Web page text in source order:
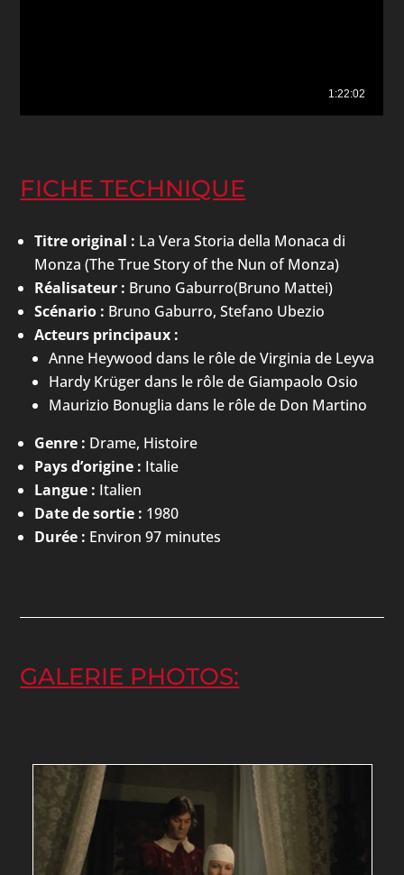
FICHE TECHNIQUE
Titre original : La Vera Storia della Monaca di
Monza (The True Story of the Nun of Monza)
Réalisateur : Bruno Gaburro(Bruno Mattei)
Scénario : Bruno Gaburro, Stefano Ubezio
Acteurs principaux :
Anne Heywood dans le rôle de Virginia de Leyva
Hardy Krüger dans le rôle de Giampaolo Osio
Maurizio Bonuglia dans le rôle de Don Martino
Genre : Drame, Histoire
Pays d’origine : Italie
Langue : Italien
Date de sortie : 1980
Durée : Environ 97 minutes
GALERIE PHOTOS: